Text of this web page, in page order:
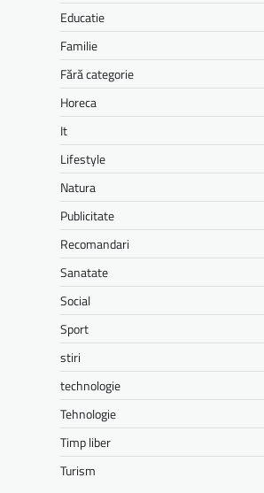
Educatie
Familie
Fără categorie
Horeca
It
Lifestyle
Natura
Publicitate
Recomandari
Sanatate
Social
Sport
stiri
technologie
Tehnologie
Timp liber
Turism